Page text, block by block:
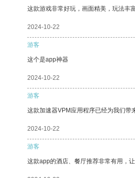
这款游戏非常好玩，画面精美，玩法丰富
2024-10-22
游客
这个是app神器
2024-10-22
游客
这款加速器VPM应用程序已经为我们带
2024-10-22
游客
这款app的酒店、餐厅推荐非常有用，